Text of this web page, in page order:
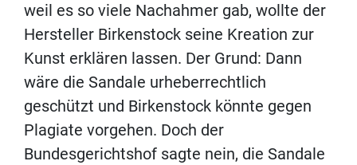
weil es so viele Nachahmer gab, wollte der
Hersteller Birkenstock seine Kreation zur
Kunst erklären lassen. Der Grund: Dann
wäre die Sandale urheberrechtlich
geschützt und Birkenstock könnte gegen
Plagiate vorgehen. Doch der
Bundesgerichtshof sagte nein, die Sandale